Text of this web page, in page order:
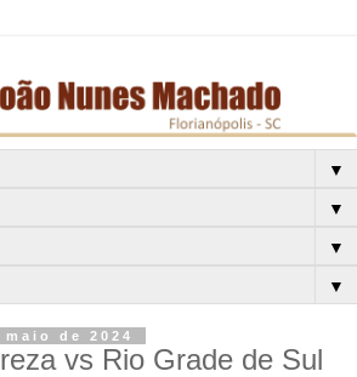
▼
▼
▼
▼
de 2024
vs Rio Grade de Sul